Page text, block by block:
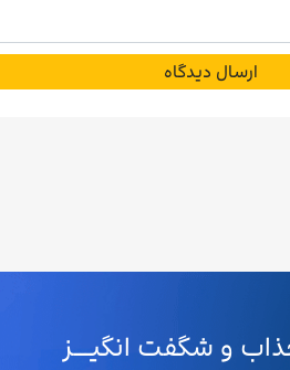
ارسال دیدگاه
و شگفت انگیـــز